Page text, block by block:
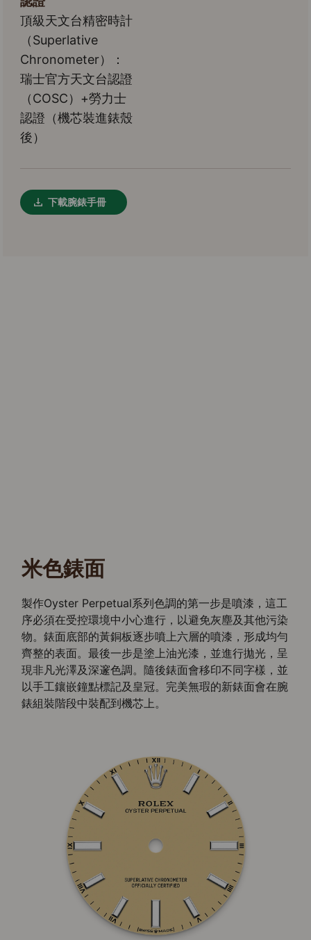
頂級天文台精密時計
（Superlative
Chronometer）：
瑞士官方天文台認證
（COSC）+勞力士
認證（機芯裝進錶殼
後）
下載腕錶手冊
米色錶面
製作Oyster Perpetual系列色調的第一步是噴漆，這工
序必須在受控環境中小心進行，以避免灰塵及其他污染
物。錶面底部的黃銅板逐步噴上六層的噴漆，形成均勻
齊整的表面。最後一步是塗上油光漆，並進行拋光，呈
現非凡光澤及深邃色調。隨後錶面會移印不同字樣，並
以手工鑲嵌鐘點標記及皇冠。完美無瑕的新錶面會在腕
錶組裝階段中裝配到機芯上。